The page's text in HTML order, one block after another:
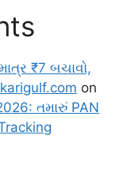
₹7 બચાવો,
on
તમારું PAN